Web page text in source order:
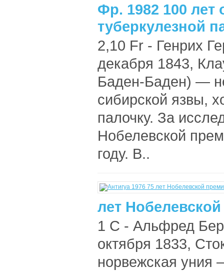
Фр. 1982 100 лет
туберкулезной
2,10 Fr - Генрих
декабря 1843,
Баден-Баден) —
сибирской язвы,
палочку. За
Нобелевской
году. В..
лет
1 С - Альфред
октября 1833,
норвежская